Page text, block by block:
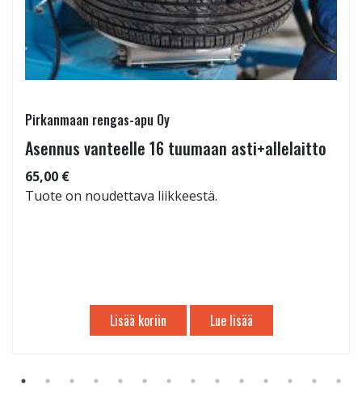
Pirkanmaan rengas-apu Oy
Asennus vanteelle 16 tuumaan asti+allelaitto
65,00 €
Tuote on noudettava liikkeestä.
Lisää koriin Lue lisää